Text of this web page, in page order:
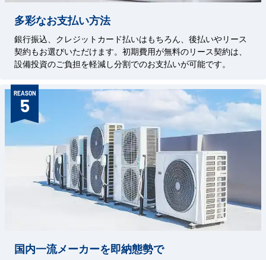
多彩なお支払い方法
銀行振込、クレジットカード払いはもちろん、後払いやリース
契約もお選びいただけます。初期費用が無料のリース契約は、
設備投資のご負担を軽減し分割でのお支払いが可能です。
REASON
5
国内一流メーカーを即納態勢で